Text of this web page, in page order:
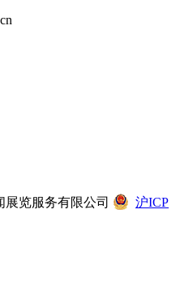
展览服务有限公司
沪ICP